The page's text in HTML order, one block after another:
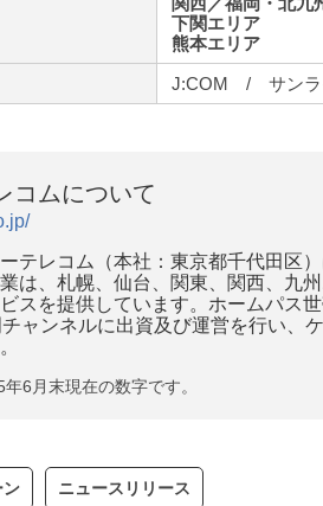
下関エリア
熊本エリア
J:COM / サンラ
コムについて
テレコム（本社：東京都千代田区
は、札幌、仙台、関東、関西、九
スを提供しています。ホームパス
ャンネルに出資及び運営を行い、
年6月末現在の数字です。
ン ニュースリリース